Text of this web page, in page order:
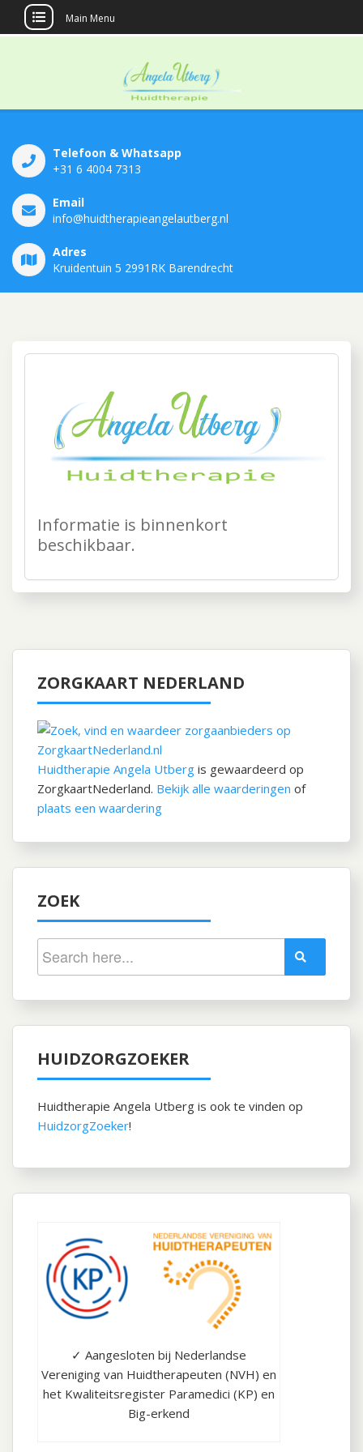
Main Menu
Angela Utberg
Telefoon & Whatsapp
+31 6 4004 7313
Email
info@huidtherapieangelautberg.nl
Adres
Kruidentuin 5 2991RK Barendrecht
Informatie is binnenkort
beschikbaar.
ZORGKAART NEDERLAND
Huidtherapie Angela Utberg is gewaardeerd op
ZorgkaartNederland. Bekijk alle waarderingen of
plaats een waardering
ZOEK
HUIDZORGZOEKER
Huidtherapie Angela Utberg is ook te vinden op
HuidzorgZoeker!
✓ Aangesloten bij Nederlandse
Vereniging van Huidtherapeuten (NVH) en
het Kwaliteitsregister Paramedici (KP) en
Big-erkend